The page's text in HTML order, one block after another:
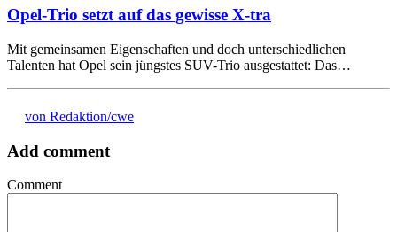
Opel-Trio setzt auf das gewisse X-tra
Mit gemeinsamen Eigenschaften und doch unterschiedlichen
Talenten hat Opel sein jüngstes SUV-Trio ausgestattet: Das…
von Redaktion/cwe
Add comment
Comment